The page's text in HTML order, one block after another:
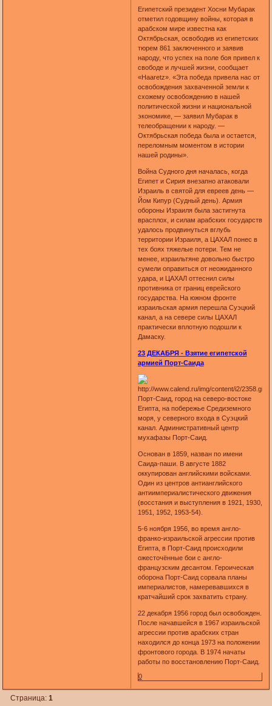
Египетский президент Хосни Мубарак
отметил годовщину войны, которая в
арабском мире известна как
Октябрьская, освободив из египетских
тюрем 861 заключенного и заявив
народу, что успех на поле боя привел к
свободе и лучшей жизни, сообщает
«Haaretz». «Эта победа привела нас от
освобождения захваченной земли к
схожему освобождению в нашей
политической жизни и национальной
экономике, — заявил Мубарак в
телеобращении к народу. —
Октябрьская победа была и остается,
переломным моментом в истории
нашей родины».
Война Судного дня началась, когда
Египет и Сирия внезапно атаковали
Израиль в святой для евреев день —
Йом Кипур (Судный день). Армия
обороны Израиля была застигнута
врасплох, и силам арабских государств
удалось продвинуться вглубь
территории Израиля, а ЦАХАЛ понес в
тех боях тяжелые потери. Тем не
менее, израильтяне довольно быстро
сумели оправиться от неожиданного
удара, и ЦАХАЛ оттеснил силы
противника от границ еврейского
государства. На южном фронте
израильская армия перешла Суэцкий
канал, а на севере силы ЦАХАЛ
практически вплотную подошли к
Дамаску.
23 ДЕКАБРЯ - Взятие египетской
армией Порт-Саида
Порт-Саид, город на северо-востоке
Египта, на побережье Средиземного
моря, у северного входа в Суэцкий
канал. Административный центр
мухафазы Порт-Саид.
Основан в 1859, назван по имени
Саида-паши. В августе 1882
оккупирован английскими войсками.
Один из центров антианглийского
антиимпериалистического движения
(восстания и выступления в 1921, 1930,
1951, 1952, 1953-54).
5-6 ноября 1956, во время англо-
франко-израильской агрессии против
Египта, в Порт-Саид происходили
ожесточённые бои с англо-
французским десантом. Героическая
оборона Порт-Саид сорвала планы
империалистов, намеревавшихся в
кратчайший срок захватить страну.
22 декабря 1956 город был освобожден.
После начавшейся в 1967 израильской
агрессии против арабских стран
находился до конца 1973 на положении
фронтового города. В 1974 начаты
работы по восстановлению Порт-Саид.
0
Страница: 1